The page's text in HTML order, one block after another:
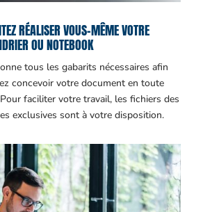
RÉALISER VOUS-MÊME VOTRE
OU NOTEBOOK
tous les gabarits nécessaires afin
concevoir votre document en toute
faciliter votre travail, les fichiers des
exclusives sont à votre disposition.